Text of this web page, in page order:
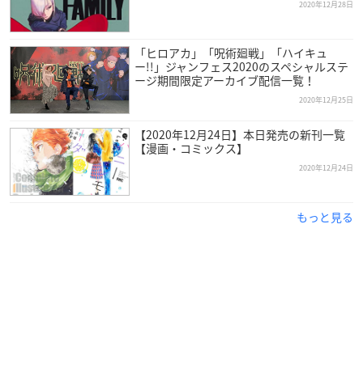
2020年12月28日
「ヒロアカ」「呪術廻戦」「ハイキュ
ー!!」ジャンフェス2020のスペシャルステ
ージ期間限定アーカイブ配信一覧！
2020年12月25日
【2020年12月24日】本日発売の新刊一覧
【漫画・コミックス】
2020年12月24日
もっと見る